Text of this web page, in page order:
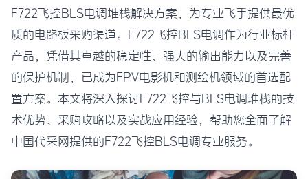
F722飞控BLS电调堆栈解决方案，为专业飞手提供最优
质的电路板采购渠道。F722飞控BLS电调作为行业标杆
产品，凭借其卓越的稳定性、强大的输出能力以及完善
的保护机制，已成为FPV电影机和测绘机领域的首选配
置方案。本文将深入探讨F722飞控与BLS电调堆栈的技
术优势、采购攻略以及实战应用经验，帮助您全面了解
中国代采网提供的F722飞控BLS电调专业服务。